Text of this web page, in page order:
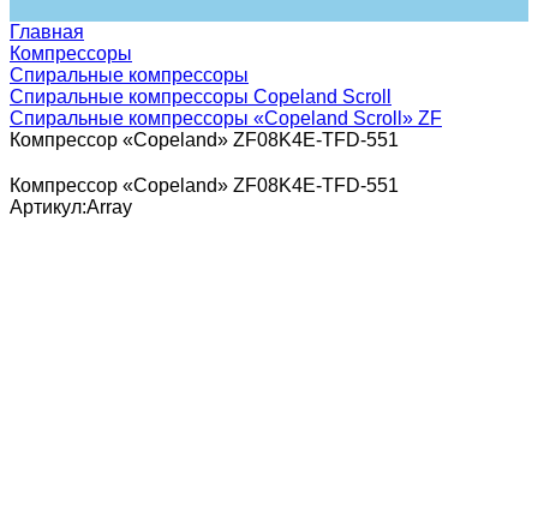
Главная
Компрессоры
Спиральные компрессоры
Спиральные компрессоры Copeland Scroll
Спиральные компрессоры «Copeland Scroll» ZF
Компрессор «Copeland» ZF08K4E-TFD-551
Компрессор «Copeland» ZF08K4E-TFD-551
Артикул:Array